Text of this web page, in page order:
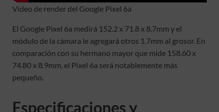
Video de render del Google Pixel 6a
El Google Pixel 6a medirá 152.2 x 71.8 x 8.7mm y el
módulo de la cámara le agregará otros 1.7mm al grosor. En
comparación con su hermano mayor que mide 158.60 x
74.80 x 8.9mm, el Pixel 6a será notablemente más
pequeño.
Especificaciones y